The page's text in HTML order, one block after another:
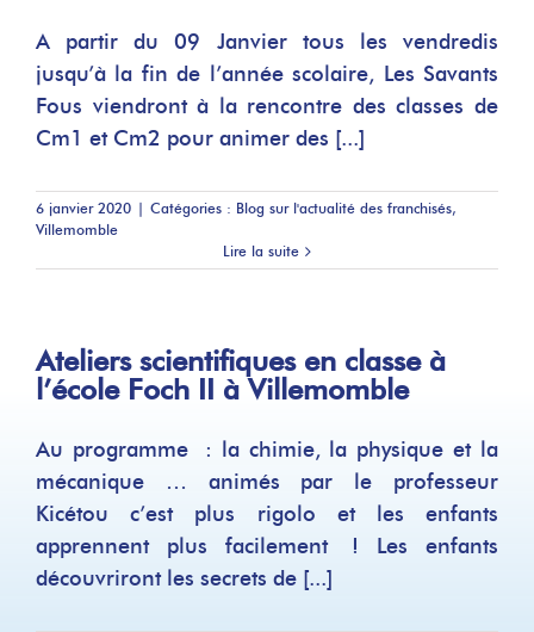
A partir du 09 Janvier tous les vendredis
jusqu’à la fin de l’année scolaire, Les Savants
Fous viendront à la rencontre des classes de
Cm1 et Cm2 pour animer des [...]
6 janvier 2020 | Catégories : Blog sur l'actualité des franchisés,
Villemomble
Lire la suite
Ateliers scientifiques en classe à
l’école Foch II à Villemomble
Au programme : la chimie, la physique et la
mécanique … animés par le professeur
Kicétou c’est plus rigolo et les enfants
apprennent plus facilement ! Les enfants
découvriront les secrets de [...]